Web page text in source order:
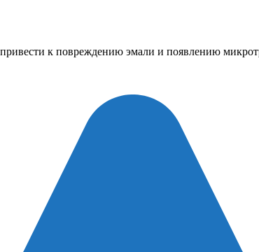
к повреждению эмали и появлению